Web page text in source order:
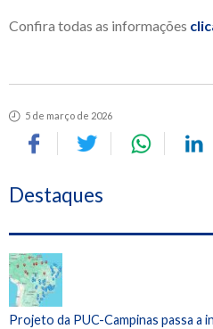
Confira todas as informações
5 de março de 2026
Destaques
Projeto da PUC-Campinas passa a